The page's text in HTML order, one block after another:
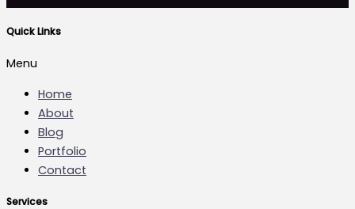
Quick Links
Menu
Home
About
Blog
Portfolio
Contact
Services